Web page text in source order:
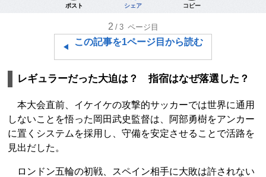
ポスト シェア コピー
2 /3 ページ目
この記事を1ページ目から読む
レギュラーだった大迫は？ 指宿はなぜ落選した？
本大会直前、イケイケの攻撃的サッカーでは世界に通用
しないことを悟った岡田武史監督は、阿部勇樹をアンカー
に置くシステムを採用し、守備を安定させることで活路を
見出だした。
ロンドン五輪の初戦、スペイン相手に大敗は許されない